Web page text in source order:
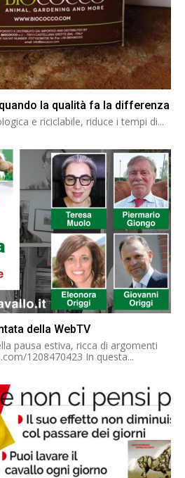
quando la qualità fa la differenza
e riciclabile, riduce i tempi di...
della WebTV
pausa estiva, ricca di argomenti
interessanti https://vimeo.com/1208470423 In questa...